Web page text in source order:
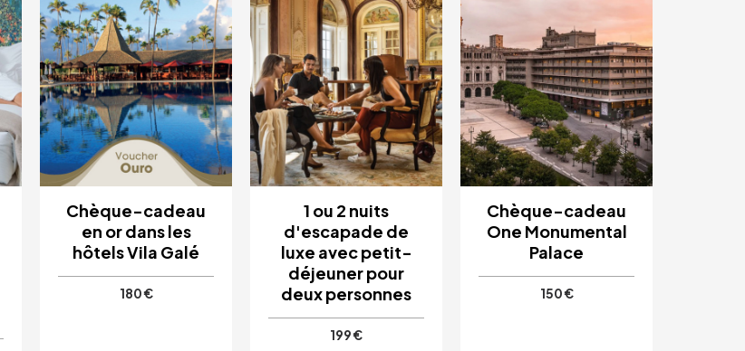
Chèque-cadeau
en or dans les
hôtels Vila Galé
180 €
1 ou 2 nuits
d'escapade de
luxe avec petit-
déjeuner pour
deux personnes
199 €
Chèque-cadeau
One Monumental
Palace
150 €